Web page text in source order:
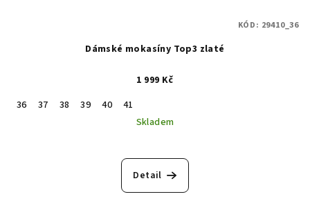
Dámské mokasíny Top3 zlaté
1 999 Kč
36
37 38 39 40
41
Skladem
Detail
KÓD: 29410_36